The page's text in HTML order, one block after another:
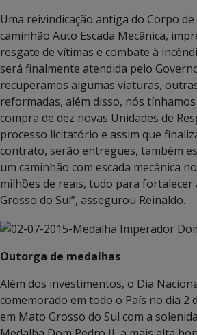
Uma reivindicação antiga do Corpo
caminhão Auto Escada Mecânica,
resgate de vítimas e combate à
será finalmente atendida pelo
recuperamos algumas viaturas,
reformadas, além disso, nós
compra de dez novas Unidades de
processo licitatório e assim que
contrato, serão entregues, também
um caminhão com escada mecânica
milhões de reais, tudo para
Grosso do Sul”, assegurou Reinaldo.
Outorga de medalhas
Além dos investimentos, o Dia
comemorado em todo o País no dia 2
em Mato Grosso do Sul com a